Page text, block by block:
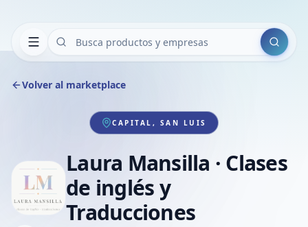
Buscar
Volver al marketplace
CAPITAL, SAN LUIS
Laura Mansilla · Clases
de inglés y
Traducciones